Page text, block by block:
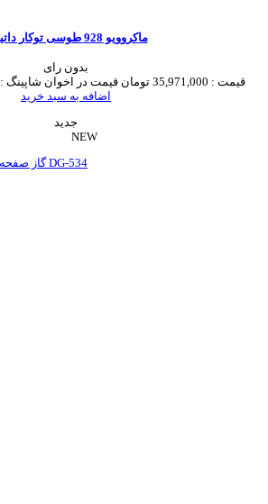
ماکروویو 928 طوسی توکار داتیس
بدون رای
قیمت : 35,971,000 تومان قیمت در اخوان شاپینگ :
اضافه به سبد خرید
جدید
NEW